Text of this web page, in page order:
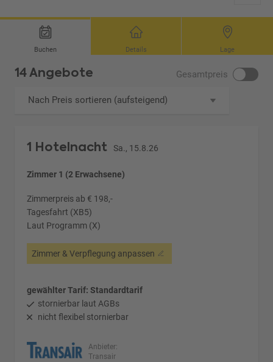
Buchen Details Lage
14 Angebote Gesamtpreis
Nach Preis sortieren (aufsteigend)
1 Hotelnacht Sa., 15.8.26
Zimmer 1 (2 Erwachsene)
Zimmerpreis ab € 198,-
Tagesfahrt (XB5)
Laut Programm (X)
Zimmer & Verpflegung anpassen
gewählter Tarif: Standardtarif
stornierbar laut AGBs
nicht flexibel stornierbar
Anbieter:
Transair